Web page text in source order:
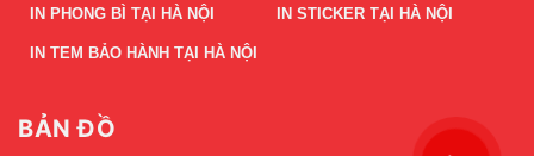
IN PHONG BÌ TẠI HÀ NỘI IN STICKER TẠI HÀ NỘI
IN TEM BẢO HÀNH TẠI HÀ NỘI
BẢN ĐỒ